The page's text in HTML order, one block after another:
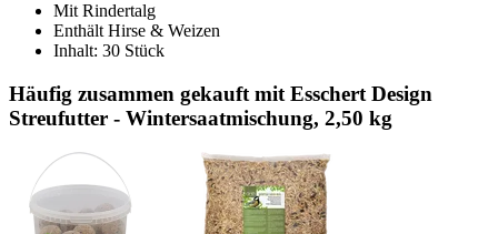
Mit Rindertalg
Enthält Hirse & Weizen
Inhalt: 30 Stück
Häufig zusammen gekauft mit Esschert Design
Streufutter - Wintersaatmischung, 2,50 kg